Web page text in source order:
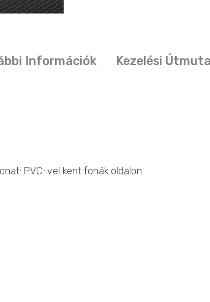
Információk Kezelési
PVC-vel kent fonák oldalon